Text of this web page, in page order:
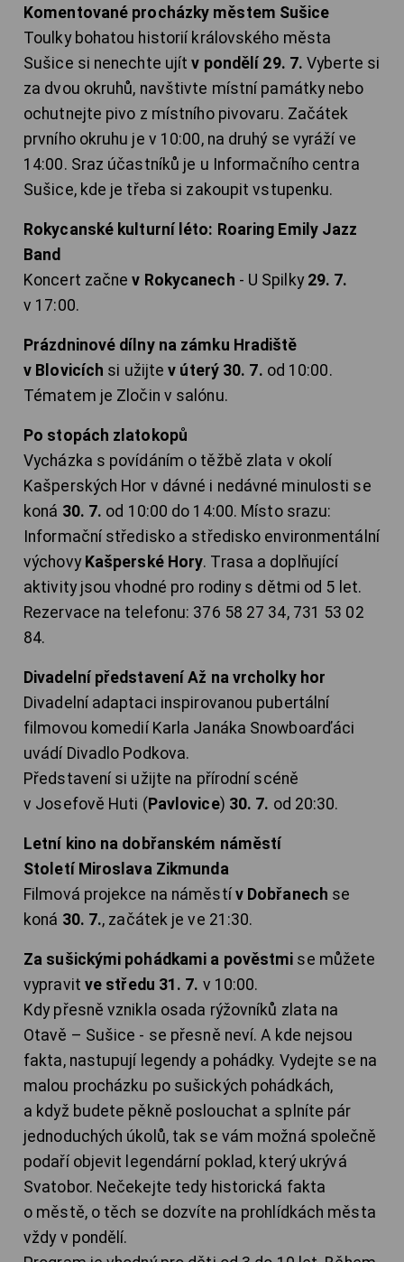
Komentované procházky městem Sušice
Toulky bohatou historií královského města
Sušice si nenechte ujítv pondělí 29. 7. Vyberte si
za dvou okruhů, navštivte místní památky nebo
ochutnejte pivo z místního pivovaru. Začátek
prvního okruhu je v 10:00, na druhý se vyráží ve
14:00. Sraz účastníků je u Informačního centra
Sušice, kde je třeba si zakoupit vstupenku.
Rokycanské kulturní léto: Roaring Emily Jazz
Band
Koncert začnev Rokycanech - U Spilky 29. 7.
v 17:00.
Prázdninové dílny na zámku Hradiště
v Blovicích si užijte v úterý 30. 7. od 10:00.
Tématem je Zločin v salónu.
Po stopách zlatokopů
Vycházka s povídáním o těžbě zlata v okolí
Kašperských Hor v dávné i nedávné minulosti se
koná 30. 7. od 10:00 do 14:00. Místo srazu:
Informační středisko a středisko environmentální
výchovy Kašperské Hory. Trasa a doplňující
aktivity jsou vhodné pro rodiny s dětmi od 5 let.
Rezervace na telefonu: 376 58 27 34, 731 53 02
84.
Divadelní představení Až na vrcholky hor
Divadelní adaptaci inspirovanou pubertální
filmovou komedií Karla Janáka Snowboarďáci
uvádí Divadlo Podkova.
Představení si užijte na přírodní scéně
v Josefově Huti ( Pavlovice) 30. 7. od 20:30.
Letní kino na dobřanském náměstí
Století Miroslava Zikmunda
Filmová projekce na náměstí v Dobřanech se
koná 30. 7., začátek je ve 21:30.
Za sušickými pohádkami a pověstmi se můžete
vypravit ve středu 31. 7. v 10:00.
Kdy přesně vznikla osada rýžovníků zlata na
Otavě – Sušice - se přesně neví. A kde nejsou
fakta, nastupují legendy a pohádky. Vydejte se na
malou procházku po sušických pohádkách,
a když budete pěkně poslouchat a splníte pár
jednoduchých úkolů, tak se vám možná společně
podaří objevit legendární poklad, který ukrývá
Svatobor. Nečekejte tedy historická fakta
o městě, o těch se dozvíte na prohlídkách města
vždy v pondělí.